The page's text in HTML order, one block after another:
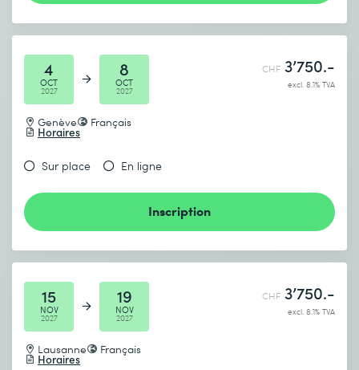
4
OCT
2027
8
OCT
2027
Genève Français
Horaires
CHF 3’750.-
excl. 8.1% TVA
Sur place En ligne
Inscription
15
NOV
2027
19
NOV
2027
Lausanne Français
Horaires
CHF 3’750.-
excl. 8.1% TVA